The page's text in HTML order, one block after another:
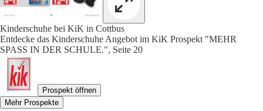
Kinderschuhe bei KiK in Cottbus
Entdecke das Kinderschuhe Angebot im KiK Prospekt "MEHR
SPASS IN DER SCHULE.", Seite 20
Prospekt öffnen
Mehr Prospekte